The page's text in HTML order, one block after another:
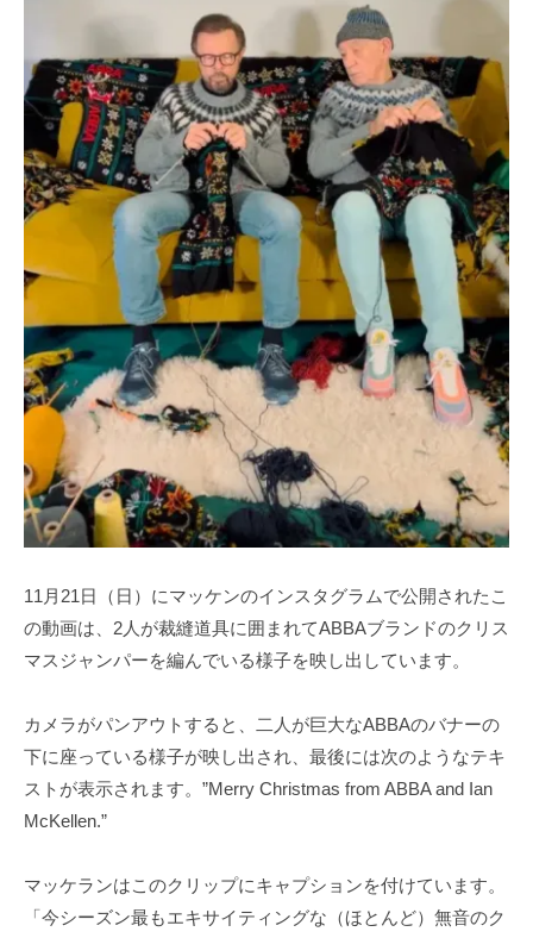
11月21日（日）にマッケンのインスタグラムで公開されたこ
の動画は、2人が裁縫道具に囲まれてABBAブランドのクリス
マスジャンパーを編んでいる様子を映し出しています。
カメラがパンアウトすると、二人が巨大なABBAのバナーの
下に座っている様子が映し出され、最後には次のようなテキ
ストが表示されます。”Merry Christmas from ABBA and Ian
McKellen.”
マッケランはこのクリップにキャプションを付けています。
「今シーズン最もエキサイティングな（ほとんど）無音のク